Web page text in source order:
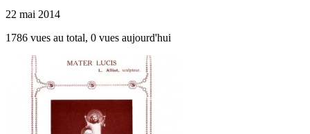
22 mai 2014
1786 vues au total, 0 vues aujourd'hui